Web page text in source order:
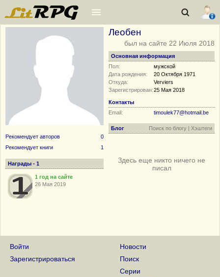
Рекомендует авторов
0
Рекомендует книги
1
Награды - 1
1 год на сайте
26 Мая 2019
Леобен
был на сайте 22 Июля 2018
Основная информация
Пол:
мужской
Дата рождения:
20 Октября 1971
Откуда:
Verviers
Зарегистрирован:25 Мая 2018
Контакты
Email:
timoulek77@hotmail.be
Блог Поиск по блогу | Хэштеги
Здесь еще никто ничего не
писал
Войти
Зарегистрироваться
Новости
Поиск
Серии